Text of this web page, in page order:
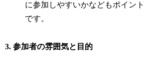
に参加しやすいかなどもポイント
です。
3. 参加者の雰囲気と目的